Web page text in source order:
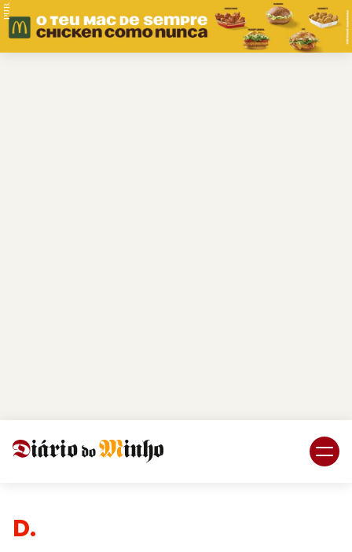
PUB.
Despor